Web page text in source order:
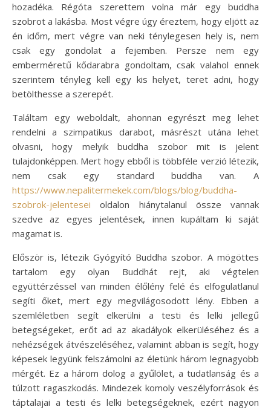
hozadéka. Régóta szerettem volna már egy buddha
szobrot a lakásba. Most végre úgy éreztem, hogy eljött az
én időm, mert végre van neki ténylegesen hely is, nem
csak egy gondolat a fejemben. Persze nem egy
emberméretű kődarabra gondoltam, csak valahol ennek
szerintem tényleg kell egy kis helyet, teret adni, hogy
betölthesse a szerepét.
Találtam egy weboldalt, ahonnan egyrészt meg lehet
rendelni a szimpatikus darabot, másrészt utána lehet
olvasni, hogy melyik buddha szobor mit is jelent
tulajdonképpen. Mert hogy ebből is többféle verzió létezik,
nem csak egy standard buddha van. A
https://www.nepalitermekek.com/blogs/blog/buddha-
szobrok-jelentesei oldalon hiánytalanul össze vannak
szedve az egyes jelentések, innen kupáltam ki saját
magamat is.
Először is, létezik Gyógyító Buddha szobor. A mögöttes
tartalom egy olyan Buddhát rejt, aki végtelen
együttérzéssel van minden élőlény felé és elfogulatlanul
segíti őket, mert egy megvilágosodott lény. Ebben a
szemléletben segít elkerülni a testi és lelki jellegű
betegségeket, erőt ad az akadályok elkerüléséhez és a
nehézségek átvészeléséhez, valamint abban is segít, hogy
képesek legyünk felszámolni az életünk három legnagyobb
mérgét. Ez a három dolog a gyűlölet, a tudatlanság és a
túlzott ragaszkodás. Mindezek komoly veszélyforrások és
táptalajai a testi és lelki betegségeknek, ezért nagyon